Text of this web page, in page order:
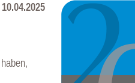
10.04.2025